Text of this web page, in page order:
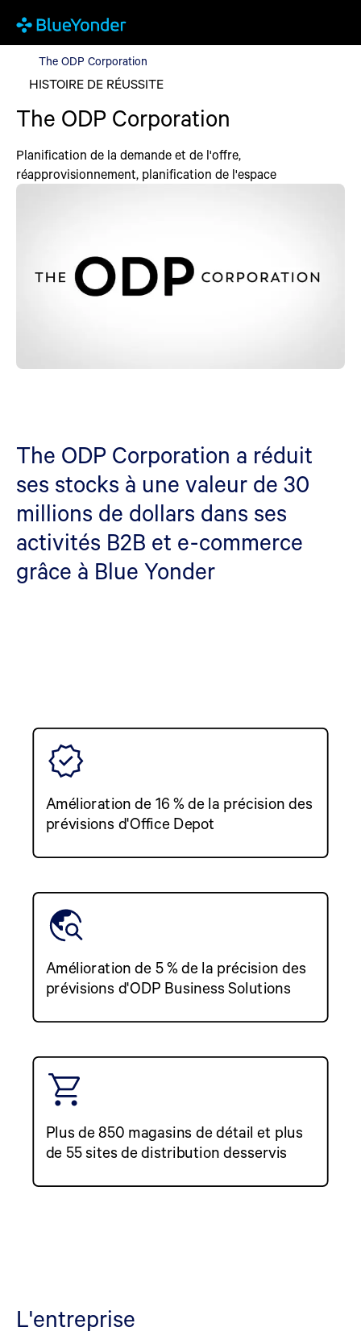
The ODP Corporation
The ODP Corporation
HISTOIRE DE RÉUSSITE
The ODP Corporation
Planification de la demande et de l'offre,
réapprovisionnement, planification de l'espace
The ODP Corporation a réduit
ses stocks à une valeur de 30
millions de dollars dans ses
activités B2B et e-commerce
grâce à Blue Yonder
Amélioration de 16 % de la précision des
prévisions d'Office Depot
Amélioration de 5 % de la précision des
prévisions d'ODP Business Solutions
Plus de 850 magasins de détail et plus
de 55 sites de distribution desservis
L'entreprise